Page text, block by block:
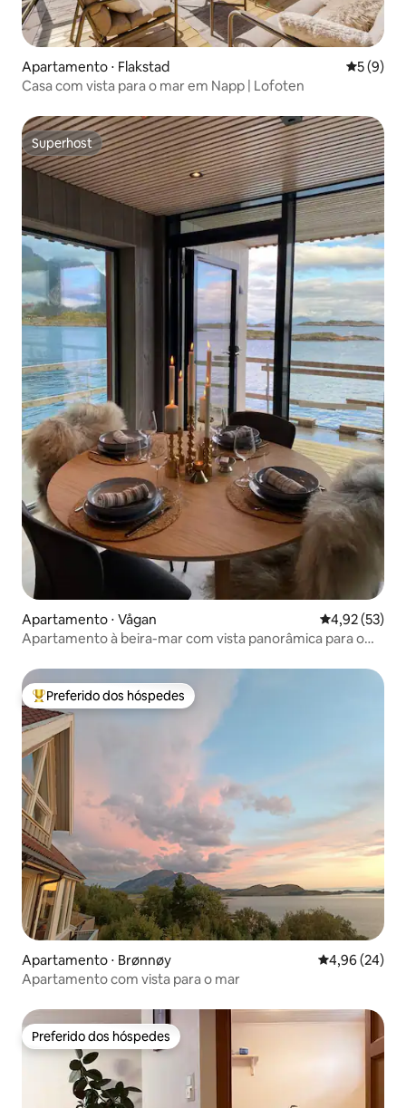
Apartamento ⋅ Flakstad 5 de
5 (9)
Casa com vista para o mar em Napp | Lofoten
Superhost
Superhost
Apartamento ⋅ Vågan 4,92 de uma
4,92 (53)
Apartamento à beira-mar com vista panorâmica para o
Entre os melhores preferidos dos hóspedes
Preferido dos hóspedes
Apartamento ⋅ Brønnøy 4,96 de uma
4,96 (24)
Apartamento com vista para o mar
Preferido dos hóspedes
Preferido dos hóspedes